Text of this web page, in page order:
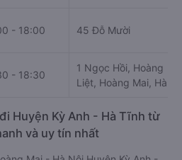
- 18:00 45 Đỗ Mười
- 18:30
1 Ngọc Hồi, Hoàng
Liệt, Hoàng Mai, Hà
Huyện Kỳ Anh - Hà Tĩnh từ
và uy tín nhất